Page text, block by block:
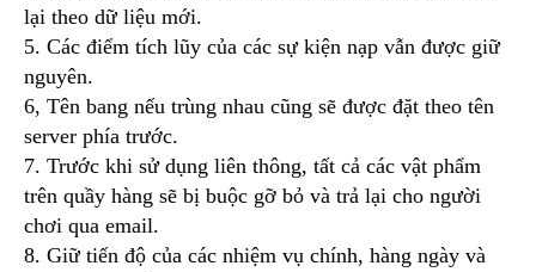
lại theo dữ liệu mới.
5. Các điểm tích lũy của các sự kiện nạp vẫn được giữ
nguyên.
6, Tên bang nếu trùng nhau cũng sẽ được đặt theo tên
server phía trước.
7. Trước khi sử dụng liên thông, tất cả các vật phẩm
trên quầy hàng sẽ bị buộc gỡ bỏ và trả lại cho người
chơi qua email.
8. Giữ tiến độ của các nhiệm vụ chính, hàng ngày và